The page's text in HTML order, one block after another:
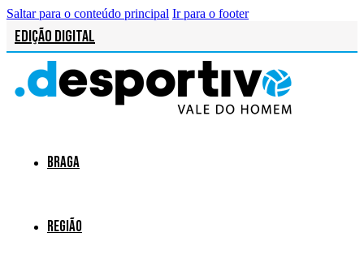
Saltar para o conteúdo principal Ir para o footer
Edição Digital
Braga
Região